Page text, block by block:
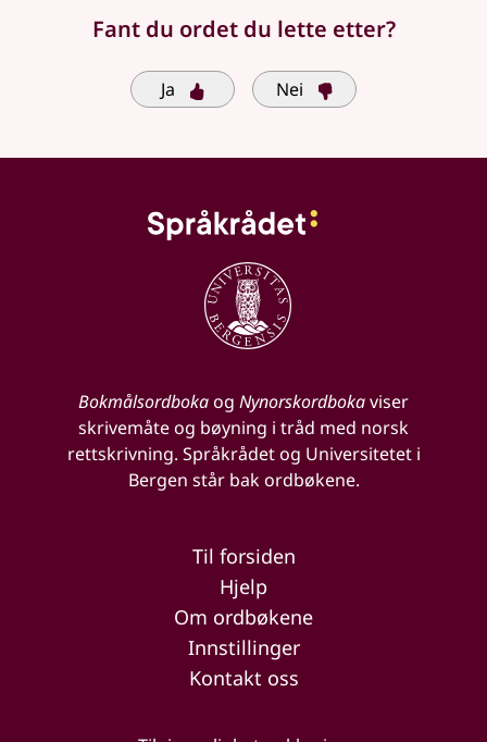
Fant du ordet du lette etter?
Ja Nei
Bokmålsordbokaog Nynorskordbokaviser
skrivemåte og bøyning i tråd med norsk
rettskrivning. Språkrådet og Universitetet i
Bergen står bak ordbøkene.
Til forsiden
Hjelp
Om ordbøkene
Innstillinger
Kontakt oss